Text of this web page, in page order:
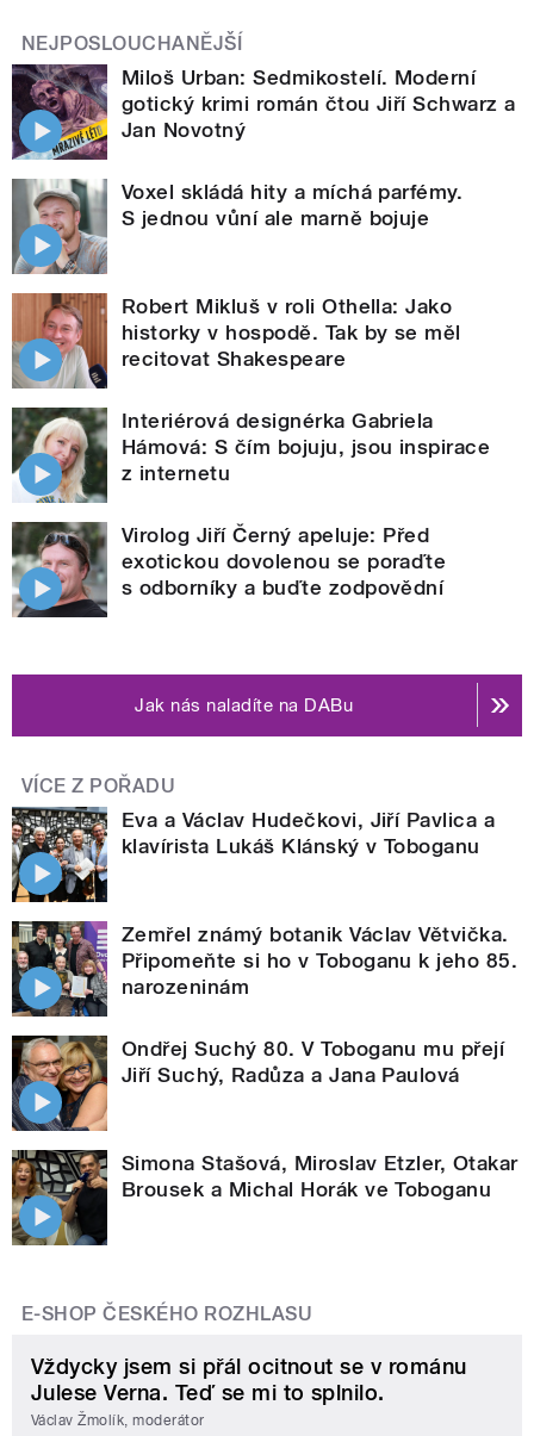
NEJPOSLOUCHANĚJŠÍ
Miloš Urban: Sedmikostelí. Moderní
gotický krimi román čtou Jiří Schwarz a
Jan Novotný
Voxel skládá hity a míchá parfémy.
S jednou vůní ale marně bojuje
Robert Mikluš v roli Othella: Jako
historky v hospodě. Tak by se měl
recitovat Shakespeare
Interiérová designérka Gabriela
Hámová: S čím bojuju, jsou inspirace
z internetu
Virolog Jiří Černý apeluje: Před
exotickou dovolenou se poraďte
s odborníky a buďte zodpovědní
Jak nás naladíte na DABu
VÍCE Z POŘADU
Eva a Václav Hudečkovi, Jiří Pavlica a
klavírista Lukáš Klánský v Toboganu
Zemřel známý botanik Václav Větvička.
Připomeňte si ho v Toboganu k jeho 85.
narozeninám
Ondřej Suchý 80. V Toboganu mu přejí
Jiří Suchý, Radůza a Jana Paulová
Simona Stašová, Miroslav Etzler, Otakar
Brousek a Michal Horák ve Toboganu
E-SHOP ČESKÉHO ROZHLASU
Vždycky jsem si přál ocitnout se v románu
Julese Verna. Teď se mi to splnilo.
Václav Žmolík, moderátor